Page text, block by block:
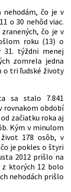
nehodám, čo je v
o 30 nehôd viac.
čo je v
roku (13) o
31. týždni menej
zomrela jedna
o tri ľudské životy
sa stalo 7.841
rovnakom období
začiatku roka aj
Kým v minulom
178 osôb, v
je pokles o štyri
2012 prišlo na
z ktorých 12 bolo
nehodách prišlo